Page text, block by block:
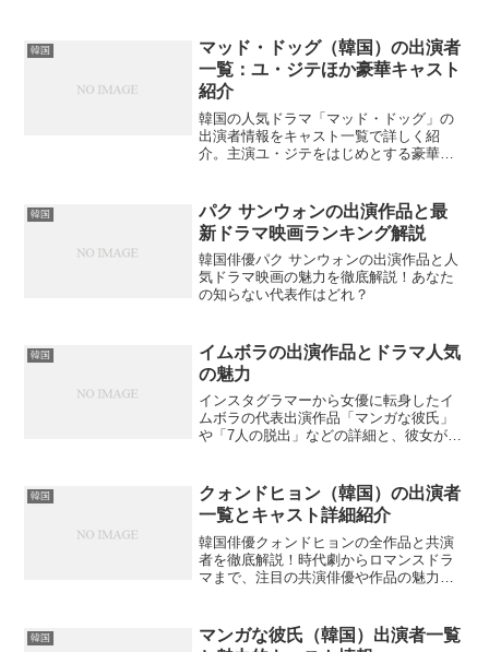
韓国
マッド・ドッグ（韓国）の出演者
一覧：ユ・ジテほか豪華キャスト
紹介
韓国の人気ドラマ「マッド・ドッグ」の
出演者情報をキャスト一覧で詳しく紹
介。主演ユ・ジテをはじめとする豪華俳
俳優の魅力を発見できるかも？
韓国
パク サンウォンの出演作品と最
新ドラマ映画ランキング解説
韓国俳優パク サンウォンの出演作品と人
気ドラマ映画の魅力を徹底解説！あなた
の知らない代表作はどれ？
韓国
イムボラの出演作品とドラマ人気
の魅力
インスタグラマーから女優に転身したイ
ムボラの代表出演作品「マンガな彼氏」
や「7人の脱出」などの詳細と、彼女が韓
韓国
クォンドヒョン（韓国）の出演者
一覧とキャスト詳細紹介
韓国俳優クォンドヒョンの全作品と共演
者を徹底解説！時代劇からロマンスドラ
マまで、注目の共演俳優や作品の魅力も
韓国
マンガな彼氏（韓国）出演者一覧